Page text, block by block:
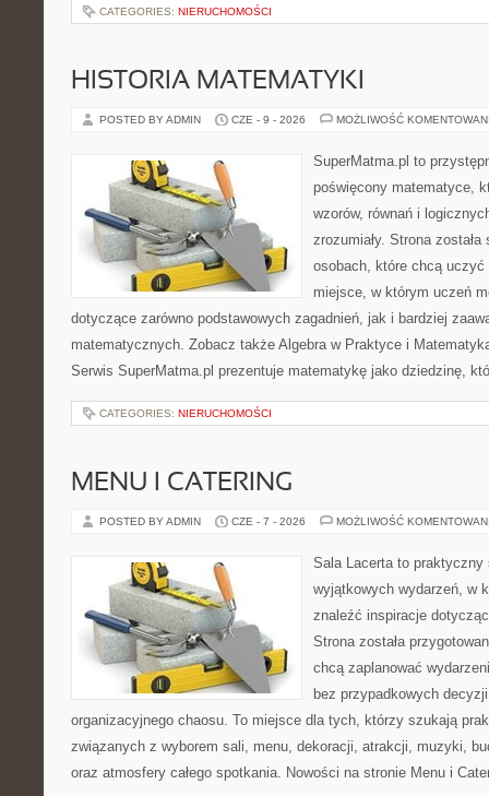
CATEGORIES: NIERUCHOMOŚCI
HISTORIA MATEMATYKI
POSTED BY ADMIN CZE - 9 - 2026 MOŻLIWOŚĆ
SuperMatma.pl to
poświęcony matematyce,
wzorów, równań i
zrozumiały. Strona
osobach, które chcą
miejsce, w którym uczeń
dotyczące zarówno podstawowych zagadnień, jak i bardziej
matematycznych. Zobacz także Algebra w Praktyce i
Serwis SuperMatma.pl prezentuje matematykę jako dziedzinę,
CATEGORIES: NIERUCHOMOŚCI
MENU I CATERING
POSTED BY ADMIN CZE - 7 - 2026 MOŻLIWOŚĆ
Sala Lacerta to praktyczny
wyjątkowych wydarzeń, w
znaleźć inspiracje
Strona została
chcą zaplanować
bez przypadkowych
organizacyjnego chaosu. To miejsce dla tych, którzy szukają
związanych z wyborem sali, menu, dekoracji, atrakcji, muzyki,
oraz atmosfery całego spotkania. Nowości na stronie Menu i